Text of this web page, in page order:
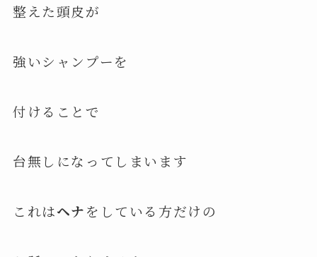
整えた頭皮が
強いシャンプーを
付けることで
台無しになってしまいます
これはヘナをしている方だけの